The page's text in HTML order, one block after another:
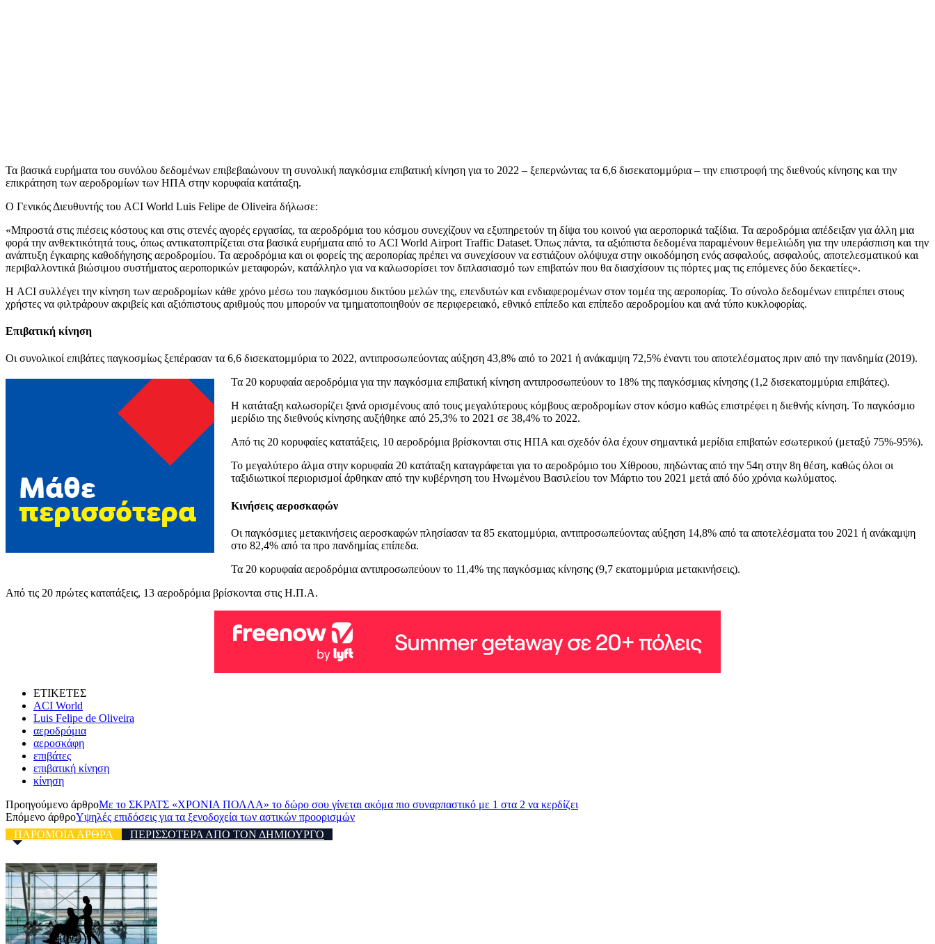
Τα βασικά ευρήματα του συνόλου δεδομένων επιβεβαιώνουν τη συνολική παγκόσμια επιβατική κίνηση για το 2022 – ξεπερνώντας τα 6,6 δισεκατομμύρια – την επιστροφή της διεθνούς κίνησης και την
επικράτηση των αεροδρομίων των ΗΠΑ στην κορυφαία κατάταξη.
Ο Γενικός Διευθυντής του ACI World Luis Felipe de Oliveira δήλωσε:
«Μπροστά στις πιέσεις κόστους και στις στενές αγορές εργασίας, τα αεροδρόμια του κόσμου συνεχίζουν να εξυπηρετούν τη δίψα του κοινού για αεροπορικά ταξίδια. Τα αεροδρόμια απέδειξαν για άλλη μια
φορά την ανθεκτικότητά τους, όπως αντικατοπτρίζεται στα βασικά ευρήματα από το ACI World Airport Traffic Dataset. Όπως πάντα, τα αξιόπιστα δεδομένα παραμένουν θεμελιώδη για την υπεράσπιση και την
ανάπτυξη έγκαιρης καθοδήγησης αεροδρομίου. Τα αεροδρόμια και οι φορείς της αεροπορίας πρέπει να συνεχίσουν να εστιάζουν ολόψυχα στην οικοδόμηση ενός ασφαλούς, ασφαλούς, αποτελεσματικού και
περιβαλλοντικά βιώσιμου συστήματος αεροπορικών μεταφορών, κατάλληλο για να καλωσορίσει τον διπλασιασμό των επιβατών που θα διασχίσουν τις πόρτες μας τις επόμενες δύο δεκαετίες».
Η ACI συλλέγει την κίνηση των αεροδρομίων κάθε χρόνο μέσω του παγκόσμιου δικτύου μελών της, επενδυτών και ενδιαφερομένων στον τομέα της αεροπορίας. Το σύνολο δεδομένων επιτρέπει στους
χρήστες να φιλτράρουν ακριβείς και αξιόπιστους αριθμούς που μπορούν να τμηματοποιηθούν σε περιφερειακό, εθνικό επίπεδο και επίπεδο αεροδρομίου και ανά τύπο κυκλοφορίας.
Επιβατική κίνηση
Οι συνολικοί επιβάτες παγκοσμίως ξεπέρασαν τα 6,6 δισεκατομμύρια το 2022, αντιπροσωπεύοντας αύξηση 43,8% από το 2021 ή ανάκαμψη 72,5% έναντι του αποτελέσματος πριν από την πανδημία (2019).
Τα 20 κορυφαία αεροδρόμια για την παγκόσμια επιβατική κίνηση αντιπροσωπεύουν το 18% της παγκόσμιας κίνησης (1,2 δισεκατομμύρια επιβάτες).
Η κατάταξη καλωσορίζει ξανά ορισμένους από τους μεγαλύτερους κόμβους αεροδρομίων στον κόσμο καθώς επιστρέφει η διεθνής κίνηση. Το παγκόσμιο
μερίδιο της διεθνούς κίνησης αυξήθηκε από 25,3% το 2021 σε 38,4% το 2022.
Από τις 20 κορυφαίες κατατάξεις, 10 αεροδρόμια βρίσκονται στις ΗΠΑ και σχεδόν όλα έχουν σημαντικά μερίδια επιβατών εσωτερικού (μεταξύ 75%-95%).
Το μεγαλύτερο άλμα στην κορυφαία 20 κατάταξη καταγράφεται για το αεροδρόμιο του Χίθροου, πηδώντας από την 54η στην 8η θέση, καθώς όλοι οι
ταξιδιωτικοί περιορισμοί άρθηκαν από την κυβέρνηση του Ηνωμένου Βασιλείου τον Μάρτιο του 2021 μετά από δύο χρόνια κωλύματος.
Κινήσεις αεροσκαφών
Οι παγκόσμιες μετακινήσεις αεροσκαφών πλησίασαν τα 85 εκατομμύρια, αντιπροσωπεύοντας αύξηση 14,8% από τα αποτελέσματα του 2021 ή ανάκαμψη
στο 82,4% από τα προ πανδημίας επίπεδα.
Τα 20 κορυφαία αεροδρόμια αντιπροσωπεύουν το 11,4% της παγκόσμιας κίνησης (9,7 εκατομμύρια μετακινήσεις).
Από τις 20 πρώτες κατατάξεις, 13 αεροδρόμια βρίσκονται στις Η.Π.Α.
ΕΤΙΚΕΤΕΣ
ACI World
Luis Felipe de Oliveira
αεροδρόμια
αεροσκάφη
επιβάτες
επιβατική κίνηση
κίνηση
Προηγούμενο άρθροΜε το ΣΚΡΑΤΣ «ΧΡΟΝΙΑ ΠΟΛΛΑ» το δώρο σου γίνεται ακόμα πιο συναρπαστικό με 1 στα 2 να κερδίζει
Επόμενο άρθροΥψηλές επιδόσεις για τα ξενοδοχεία των αστικών προορισμών
ΠΑΡΟΜΟΙΑ ΑΡΘΡΑ
ΠΕΡΙΣΣΟΤΕΡΑ ΑΠΟ ΤΟΝ ΔΗΜΙΟΥΡΓΟ